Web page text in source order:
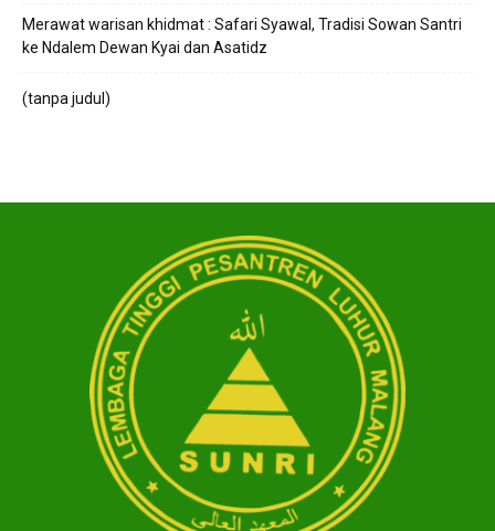
Merawat warisan khidmat : Safari Syawal, Tradisi Sowan Santri
ke Ndalem Dewan Kyai dan Asatidz
(tanpa judul)